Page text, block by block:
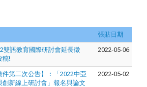
張貼日期
雙語教育國際研討會延長徵
稿!
2022-05-06
件第二次公告】：「2022中亞
新線上研討會」報名與論文
2022-05-02